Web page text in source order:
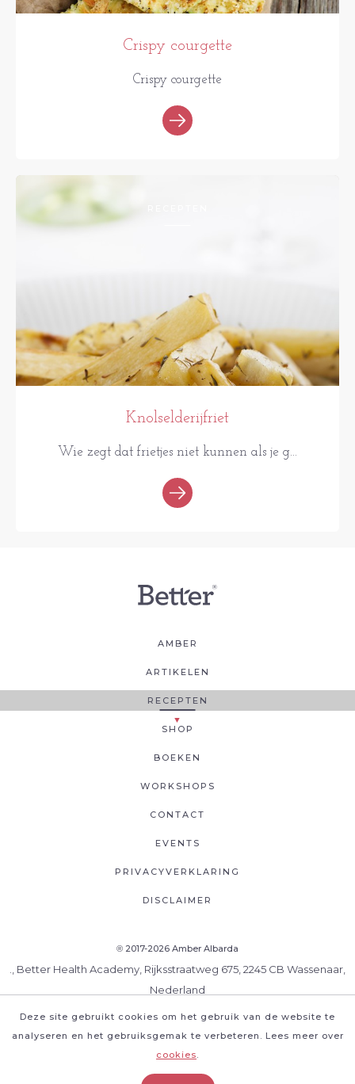
Deze site gebruikt cookies om het gebruik van de website te
analyseren en het gebruiksgemak te verbeteren. Lees meer over
cookies.
Crispy courgette
Crispy courgette
Knolselderijfriet
Wie zegt dat frietjes niet kunnen als je g...
AMBER
ARTIKELEN
RECEPTEN
SHOP
BOEKEN
WORKSHOPS
CONTACT
EVENTS
PRIVACYVERKLARING
DISCLAIMER
® 2017-2026 Amber Albarda
., Better Health Academy, Rijksstraatweg 675, 2245 CB Wassenaar,
Nederland